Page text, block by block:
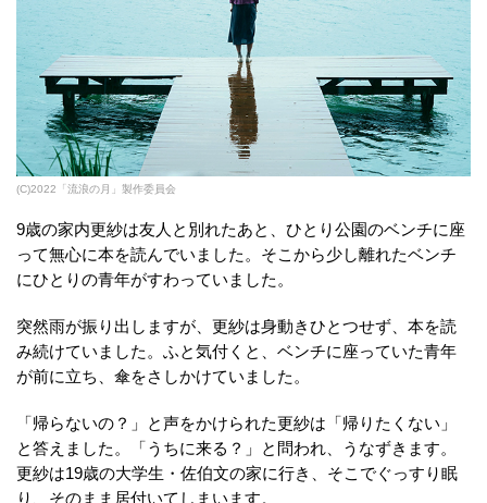
(C)2022「流浪の月」製作委員会
9歳の家内更紗は友人と別れたあと、ひとり公園のベンチに座
って無心に本を読んでいました。そこから少し離れたベンチ
にひとりの青年がすわっていました。
突然雨が振り出しますが、更紗は身動きひとつせず、本を読
み続けていました。ふと気付くと、ベンチに座っていた青年
が前に立ち、傘をさしかけていました。
「帰らないの？」と声をかけられた更紗は「帰りたくない」
と答えました。「うちに来る？」と問われ、うなずきます。
更紗は19歳の大学生・佐伯文の家に行き、そこでぐっすり眠
り、そのまま居付いてしまいます。